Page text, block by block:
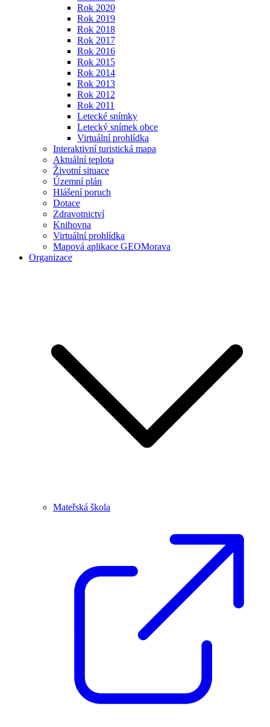
Rok 2020
Rok 2019
Rok 2018
Rok 2017
Rok 2016
Rok 2015
Rok 2014
Rok 2013
Rok 2012
Rok 2011
Letecké snímky
Letecký snímek obce
Virtuální prohlídka
Interaktivní turistická mapa
Aktuální teplota
Životní situace
Územní plán
Hlášení poruch
Dotace
Zdravotnictví
Knihovna
Virtuální prohlídka
Mapová aplikace GEOMorava
Organizace
Mateřská škola